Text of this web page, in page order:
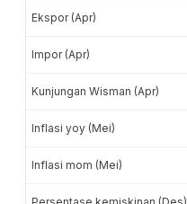
Ekspor (Apr)
Impor (Apr)
Kunjungan Wisman (Apr)
Inflasi yoy (Mei)
Inflasi mom (Mei)